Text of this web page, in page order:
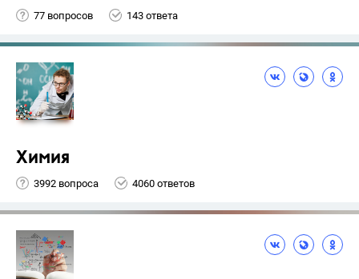
77 вопросов 143 ответа
Химия
3992 вопроса 4060 ответов